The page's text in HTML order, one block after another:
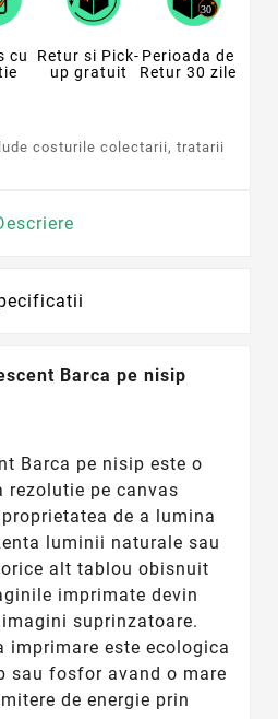
cu
Retur si Pick-
up gratuit
Perioada de
Retur 30 zile
costurile colectarii, tratarii
Barca pe nisip
Barca pe nisip este o
rezolutie pe canvas
de a lumina
luminii naturale sau
alt tablou obisnuit
imprimate devin
suprinzatoare.
imprimare este ecologica
sau fosfor avand o mare
de energie prin